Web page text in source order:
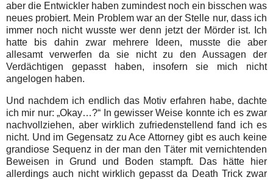
aber die Entwickler haben zumindest noch ein bisschen was
neues probiert. Mein Problem war an der Stelle nur, dass ich
immer noch nicht wusste wer denn jetzt der Mörder ist. Ich
hatte bis dahin zwar mehrere Ideen, musste die aber
allesamt verwerfen da sie nicht zu den Aussagen der
Verdächtigen gepasst haben, insofern sie mich nicht
angelogen haben.
Und nachdem ich endlich das Motiv erfahren habe, dachte
ich mir nur: „Okay…?“ In gewisser Weise konnte ich es zwar
nachvollziehen, aber wirklich zufriedenstellend fand ich es
nicht. Und im Gegensatz zu Ace Attorney gibt es auch keine
grandiose Sequenz in der man den Täter mit vernichtenden
Beweisen in Grund und Boden stampft. Das hätte hier
allerdings auch nicht wirklich gepasst da Death Trick zwar